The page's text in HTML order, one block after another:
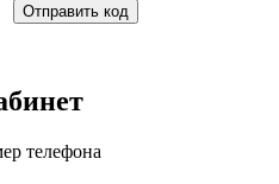
Отправить код
телефона